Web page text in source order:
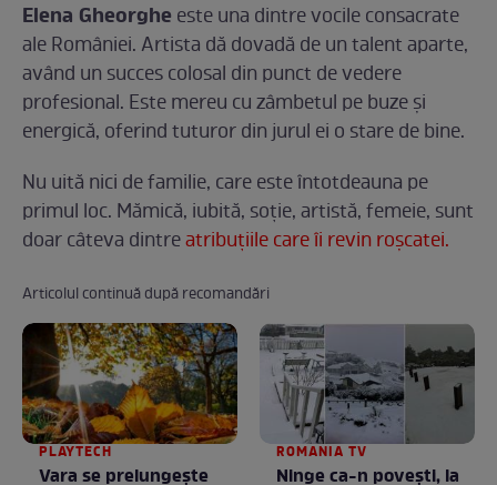
Elena Gheorghe este una dintre vocile consacrate
ale României. Artista dă dovadă de un talent aparte,
având un succes colosal din punct de vedere
profesional. Este mereu cu zâmbetul pe buze şi
energică, oferind tuturor din jurul ei o stare de bine.
Nu uită nici de familie, care este întotdeauna pe
primul loc. Mămică, iubită, soţie, artistă, femeie, sunt
doar câteva dintreatribuţiile care îi revin roşcatei.
Articolul continuă după recomandări
PLAYTECH
Vara se prelungeşte
ROMANIA TV
Ninge ca-n povești, la